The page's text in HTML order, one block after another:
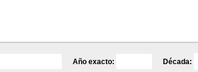
Año exacto: Década: